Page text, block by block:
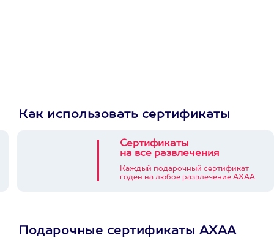
Как использовать сертификаты
Сертификаты
на все развлечения
Каждый подарочный сертификат
годен на любое развлечение АХАА
Подарочные сертификаты АХАА